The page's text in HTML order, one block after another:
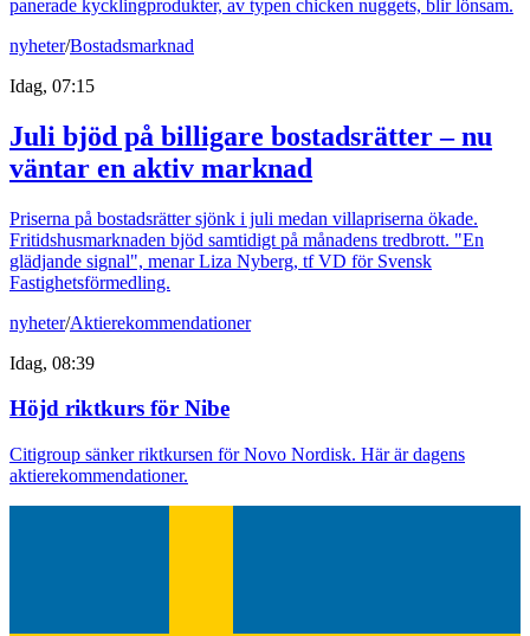
panerade kycklingprodukter, av typen chicken nuggets, blir lönsam.
nyheter/Bostadsmarknad
Idag, 07:15
Juli bjöd på billigare bostadsrätter – nu
väntar en aktiv marknad
Priserna på bostadsrätter sjönk i juli medan villapriserna ökade.
Fritidshusmarknaden bjöd samtidigt på månadens tredbrott. "En
glädjande signal", menar Liza Nyberg, tf VD för Svensk
Fastighetsförmedling.
nyheter/Aktierekommendationer
Idag, 08:39
Höjd riktkurs för Nibe
Citigroup sänker riktkursen för Novo Nordisk. Här är dagens
aktierekommendationer.